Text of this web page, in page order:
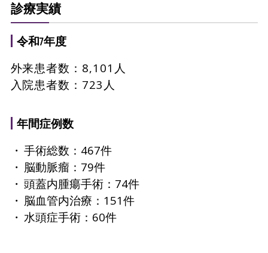
診療実績
令和7年度
外来患者数：8,101人
入院患者数：723人
年間症例数
手術総数：467件
脳動脈瘤：79件
頭蓋内腫瘍手術：74件
脳血管内治療：151件
水頭症手術：60件